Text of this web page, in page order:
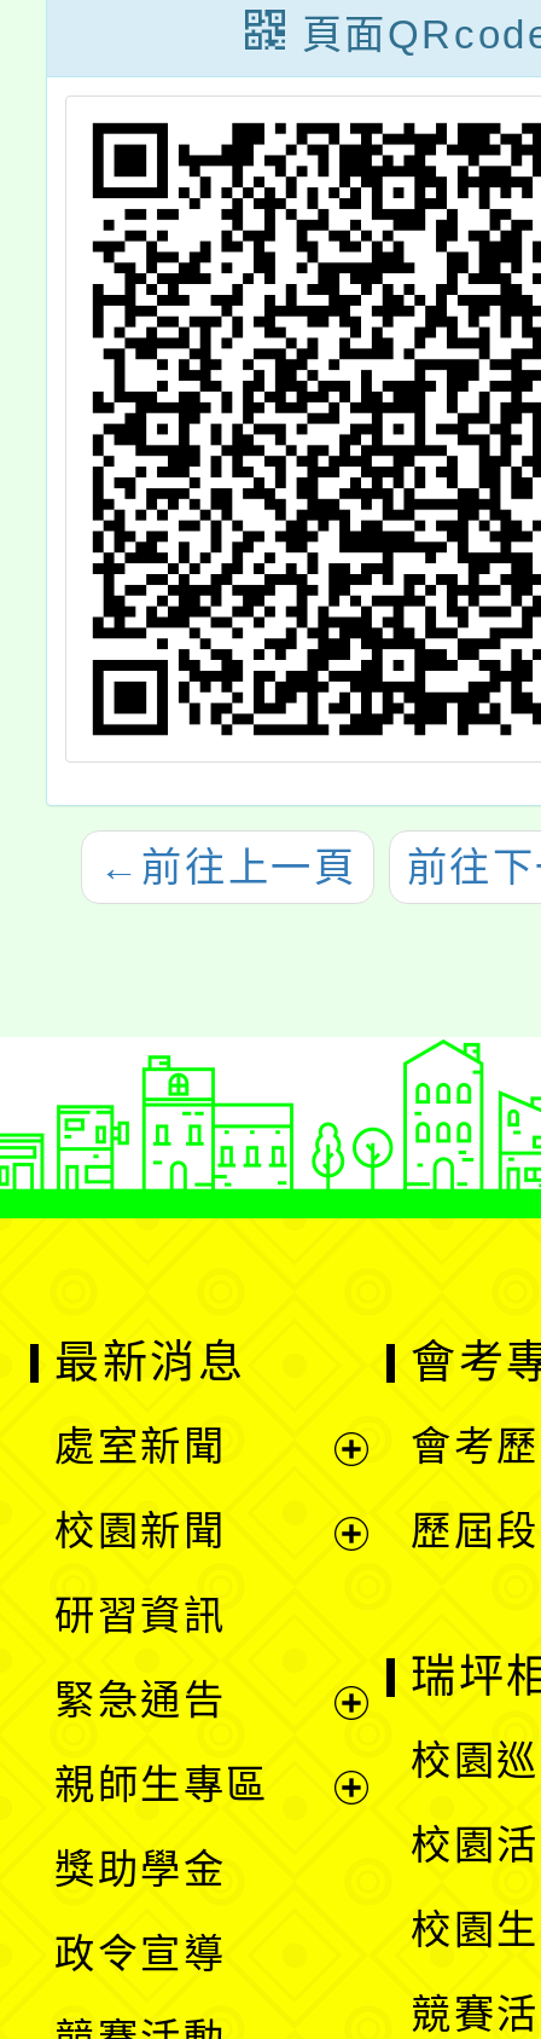
。
作比賽」活動簡
章及宣傳海報
頁面
← 前往上一頁 前往
最新消息
處室新聞
單
校園新聞
選
單
研習資訊
緊急通告
親師生專區
獎助學金
政令宣導
會考
會考
歷屆
瑞坪
校園
校園
校園
競賽